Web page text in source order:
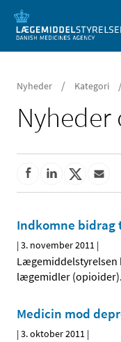
Mobil visning
Nyheder / Kategori
Indkomne
|3. november 2011 |
lægemidler
Medicin mod
|3. oktober 2011 |